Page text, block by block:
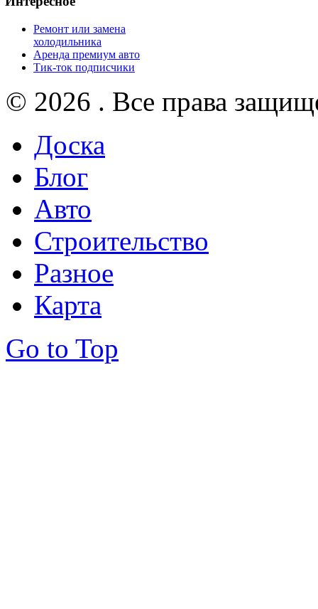
Ремонт или замена
холодильника
Аренда премиум авто
Тик-ток подписчики
© 2026 . Все права
Доска
Блог
Авто
Строительство
Разное
Карта
Go to Top